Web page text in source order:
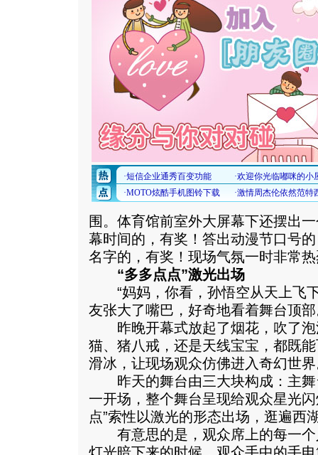
围。体育馆前室外大屏幕下还摆出
幕时间的，有奖！答出动漫节口号
名字的，有奖！现场气氛一时非常
“多多点点”激光出场
“妈妈，你看，孙悟空从天上飞
友张大了嘴巴，好奇地看着舞台顶
昨晚开幕式放起了烟花，吹了泡
猫、猪八戒，还是天线宝宝，都既
滑冰，让现场观众仿佛进入奇幻世
昨天的舞台由三大块构成：主舞
一开场，整个舞台呈现给观众星光
点”索性以激光的形态出场，逛遍西
有意思的是，观众席上的每一个